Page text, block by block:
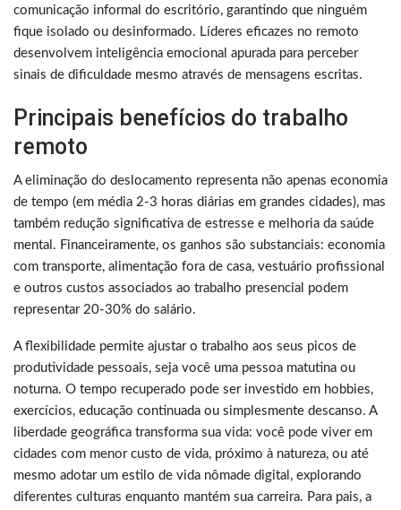
comunicação informal do escritório, garantindo que ninguém
fique isolado ou desinformado. Líderes eficazes no remoto
desenvolvem inteligência emocional apurada para perceber
sinais de dificuldade mesmo através de mensagens escritas.
Principais benefícios do trabalho
remoto
A eliminação do deslocamento representa não apenas economia
de tempo (em média 2-3 horas diárias em grandes cidades), mas
também redução significativa de estresse e melhoria da saúde
mental. Financeiramente, os ganhos são substanciais: economia
com transporte, alimentação fora de casa, vestuário profissional
e outros custos associados ao trabalho presencial podem
representar 20-30% do salário.
A flexibilidade permite ajustar o trabalho aos seus picos de
produtividade pessoais, seja você uma pessoa matutina ou
noturna. O tempo recuperado pode ser investido em hobbies,
exercícios, educação continuada ou simplesmente descanso. A
liberdade geográfica transforma sua vida: você pode viver em
cidades com menor custo de vida, próximo à natureza, ou até
mesmo adotar um estilo de vida nômade digital, explorando
diferentes culturas enquanto mantém sua carreira. Para pais, a